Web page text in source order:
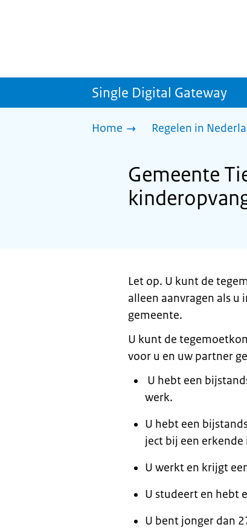
Single Digital Gateway
Home Regelen in
Gemeente
Let op. U kunt de
alleen aanvragen als u
gemeente.
U kunt de
voor u en uw partner
U hebt een
werk.
U hebt een
ject bij een
U werkt en krijgt
U stu­deert en hebt
U bent jonger dan